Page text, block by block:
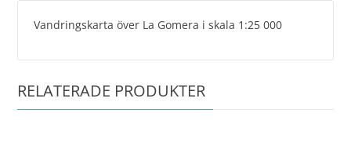
Vandringskarta över La Gomera i skala 1:25 000
RELATERADE PRODUKTER